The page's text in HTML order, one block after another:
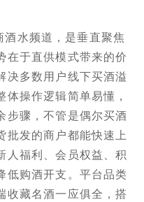
水频道，是垂直聚焦
在于直供模式带来的价
决多数用户线下买酒溢
操作逻辑简单易懂，
步骤，不管是偶尔买酒
批发的商户都能快速上
人福利、会员权益、积
低购酒开支。平台品类
收藏名酒一应俱全，搭